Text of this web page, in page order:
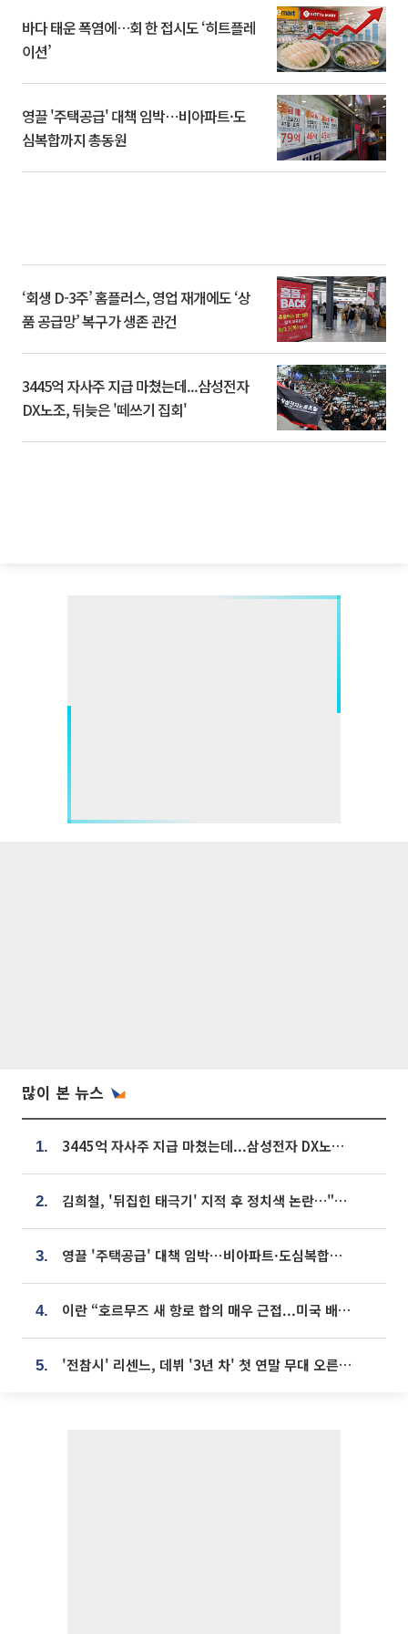
바다 태운 폭염에…회 한 접시도 ‘히트플레
이션’
영끌 '주택공급' 대책 임박⋯비아파트·도
심복합까지 총동원
‘회생 D-3주’ 홈플러스, 영업 재개에도 ‘상
품 공급망’ 복구가 생존 관건
3445억 자사주 지급 마쳤는데...삼성전자
DX노조, 뒤늦은 '떼쓰기 집회'
많이 본 뉴스
1. 3445억 자사주 지급 마쳤는데...삼성전자 DX노조, 뒤늦은 '떼쓰기 집회'
2. 김희철, '뒤집힌 태극기' 지적 후 정치색 논란…"좌우 떠나 우리나라 국기"
3. 영끌 '주택공급' 대책 임박⋯비아파트·도심복합까지 총동원
4. 이란 “호르무즈 새 항로 합의 매우 근접...미국 배상 먼저”
5. '전참시' 리센느, 데뷔 '3년 차' 첫 연말 무대 오른다⋯"그동안 섭외 안 와"